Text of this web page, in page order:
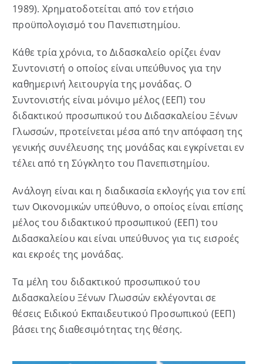
1989). Χρηματοδοτείται από τον ετήσιο
προϋπολογισμό του Πανεπιστημίου.
Κάθε τρία χρόνια, το Διδασκαλείο ορίζει έναν
Συντονιστή ο οποίος είναι υπεύθυνος για την
καθημερινή λειτουργία της μονάδας. Ο
Συντονιστής είναι μόνιμο μέλος (ΕΕΠ) του
διδακτικού προσωπικού του Διδασκαλείου Ξένων
Γλωσσών, προτείνεται μέσα από την απόφαση της
γενικής συνέλευσης της μονάδας και εγκρίνεται εν
τέλει από τη Σύγκλητο του Πανεπιστημίου.
Ανάλογη είναι και η διαδικασία εκλογής για τον επί
των Οικονομικών υπεύθυνο, ο οποίος είναι επίσης
μέλος του διδακτικού προσωπικού (ΕΕΠ) του
Διδασκαλείου και είναι υπεύθυνος για τις εισροές
και εκροές της μονάδας.
Τα μέλη του διδακτικού προσωπικού του
Διδασκαλείου Ξένων Γλωσσών εκλέγονται σε
θέσεις Ειδικού Εκπαιδευτικού Προσωπικού (ΕΕΠ)
βάσει της διαθεσιμότητας της θέσης.